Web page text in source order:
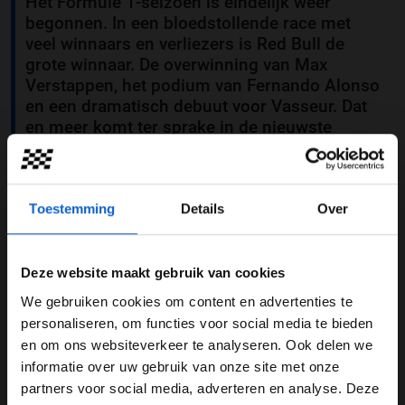
Toestemming Details Over
Deze website maakt gebruik van cookies
We gebruiken cookies om content en advertenties te
personaliseren, om functies voor social media te bieden
en om ons websiteverkeer te analyseren. Ook delen we
informatie over uw gebruik van onze site met onze
partners voor social media, adverteren en analyse. Deze
begonnen. In een bloedstollende race met
veel winnaars en verliezers is Red Bull de
grote winnaar. De overwinning van Max
Verstappen, het podium van Fernando Alonso
en een dramatisch debuut voor Vasseur. Dat
en meer komt ter sprake in de nieuwste
aflevering van F1 aan Tafel, de wekelijkse
podcast van
. Presentator
Mattie Valk ontvangt in The Harbour Club in
Vinkeveen spraakmakende autosportgasten.
WELKOM BIJ GRAND PRIX RADIO
Ben je 24 jaar of ouder?